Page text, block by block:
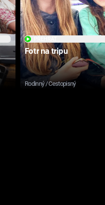
Fotr na tripu
Rodinný / Cestopisný